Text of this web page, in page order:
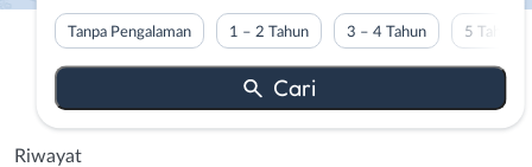
Tanpa Pengalaman 1 – 2 Tahun 3 – 4 Tahun 5 Tahun
Riwayat